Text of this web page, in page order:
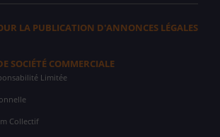
LA PUBLICATION D'ANNONCES LÉGALES
SOCIÉTÉ COMMERCIALE
Limitée
Collectif